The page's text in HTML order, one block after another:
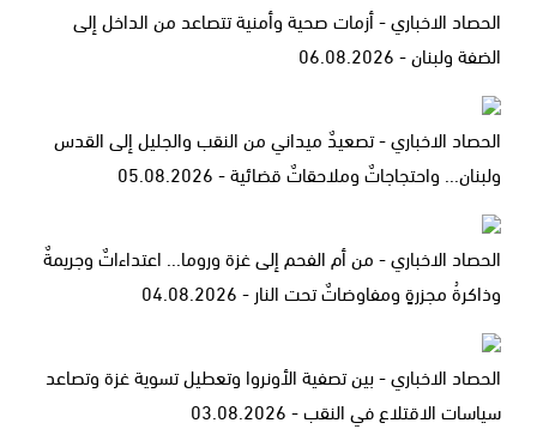
الحصاد الاخباري - أزمات صحية وأمنية تتصاعد من الداخل إلى
الضفة ولبنان - 06.08.2026
الحصاد الاخباري - تصعيدٌ ميداني من النقب والجليل إلى القدس
ولبنان... واحتجاجاتٌ وملاحقاتٌ قضائية - 05.08.2026
الحصاد الاخباري - من أم الفحم إلى غزة وروما... اعتداءاتٌ وجريمةٌ
وذاكرةُ مجزرةٍ ومفاوضاتٌ تحت النار - 04.08.2026
الحصاد الاخباري - بين تصفية الأونروا وتعطيل تسوية غزة وتصاعد
سياسات الاقتلاع في النقب - 03.08.2026